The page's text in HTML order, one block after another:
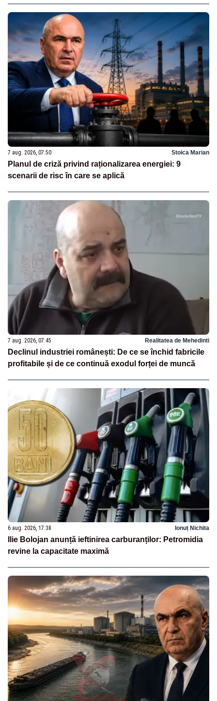
7 aug. 2026, 07:50 Stoica Marian
Planul de criză privind raționalizarea energiei: 9
scenarii de risc în care se aplică
7 aug. 2026, 07:45 Realitatea de Mehedinti
Declinul industriei românești: De ce se închid fabricile
profitabile și de ce continuă exodul forței de muncă
6 aug. 2026, 17:38 Ionuț Nichita
Ilie Bolojan anunță ieftinirea carburanților: Petromidia
revine la capacitate maximă